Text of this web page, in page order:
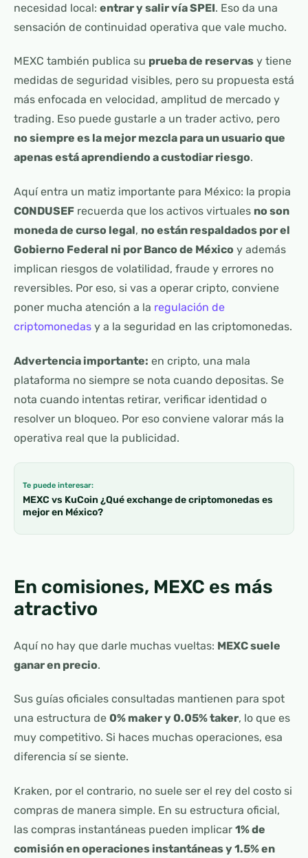
necesidad local: entrar y salir vía SPEI. Eso da una
sensación de continuidad operativa que vale mucho.
MEXC también publica su prueba de reservas y tiene
medidas de seguridad visibles, pero su propuesta está
más enfocada en velocidad, amplitud de mercado y
trading. Eso puede gustarle a un trader activo, pero
no siempre es la mejor mezcla para un usuario que
apenas está aprendiendo a custodiar riesgo.
Aquí entra un matiz importante para México: la propia
CONDUSEF recuerda que los activos virtuales no son
moneda de curso legal, no están respaldados por el
Gobierno Federal ni por Banco de México y además
implican riesgos de volatilidad, fraude y errores no
reversibles. Por eso, si vas a operar cripto, conviene
poner mucha atención a la regulación de
criptomonedas y a la seguridad en las criptomonedas.
Advertencia importante: en cripto, una mala
plataforma no siempre se nota cuando depositas. Se
nota cuando intentas retirar, verificar identidad o
resolver un bloqueo. Por eso conviene valorar más la
operativa real que la publicidad.
Te puede interesar:
MEXC vs KuCoin ¿Qué exchange de criptomonedas es
mejor en México?
En comisiones, MEXC es más
atractivo
Aquí no hay que darle muchas vueltas: MEXC suele
ganar en precio.
Sus guías oficiales consultadas mantienen para spot
una estructura de 0% maker y 0.05% taker, lo que es
muy competitivo. Si haces muchas operaciones, esa
diferencia sí se siente.
Kraken, por el contrario, no suele ser el rey del costo si
compras de manera simple. En su estructura oficial,
las compras instantáneas pueden implicar 1% de
comisión en operaciones instantáneas y 1.5% en